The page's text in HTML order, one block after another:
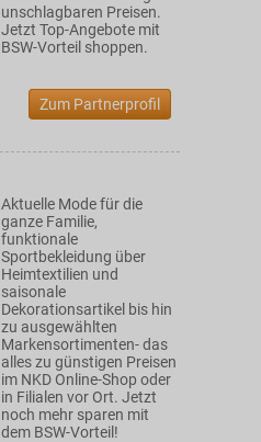
unschlagbaren Preisen.
Jetzt Top-Angebote mit
BSW-Vorteil shoppen.
Zum Partnerprofil
Aktuelle Mode für die
ganze Familie,
funktionale
Sportbekleidung über
Heimtextilien und
saisonale
Dekorationsartikel bis hin
zu ausgewählten
Markensortimenten- das
alles zu günstigen Preisen
im NKD Online-Shop oder
in Filialen vor Ort. Jetzt
noch mehr sparen mit
dem BSW-Vorteil!